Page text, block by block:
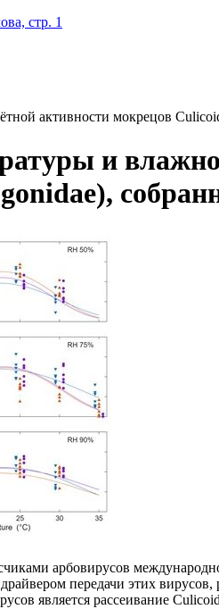
стр. 1
активности мокрецов
и
арбовирусов
передачи этих
является рассеивание